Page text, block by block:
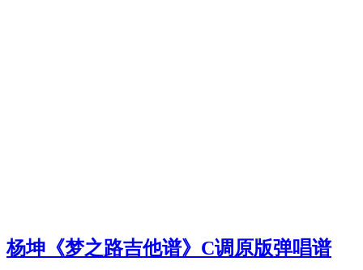
杨坤《梦之路吉他谱》C调原版弹唱谱